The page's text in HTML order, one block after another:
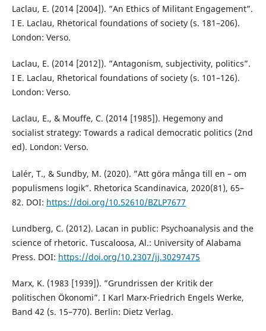
Laclau, E. (2014 [2004]). ”An Ethics of Militant Engagement”.
I E. Laclau, Rhetorical foundations of society (s. 181–206).
London: Verso.
Laclau, E. (2014 [2012]). ”Antagonism, subjectivity, politics”.
I E. Laclau, Rhetorical foundations of society (s. 101–126).
London: Verso.
Laclau, E., & Mouffe, C. (2014 [1985]). Hegemony and
socialist strategy: Towards a radical democratic politics (2nd
ed). London: Verso.
Lalér, T., & Sundby, M. (2020). ”Att göra många till en – om
populismens logik”. Rhetorica Scandinavica, 2020(81), 65–
82. DOI: https://doi.org/10.52610/BZLP7677
Lundberg, C. (2012). Lacan in public: Psychoanalysis and the
science of rhetoric. Tuscaloosa, Al.: University of Alabama
Press. DOI: https://doi.org/10.2307/jj.30297475
Marx, K. (1983 [1939]). ”Grundrissen der Kritik der
politischen Ökonomi”. I Karl Marx-Friedrich Engels Werke,
Band 42 (s. 15–770). Berlin: Dietz Verlag.